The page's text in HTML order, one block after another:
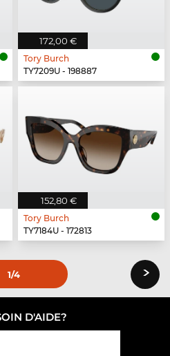
172,00 €
Tory Burch
TY7209U - 198887
152,80 €
Tory Burch
TY7184U - 172813
1/4 ›
D'AIDE?